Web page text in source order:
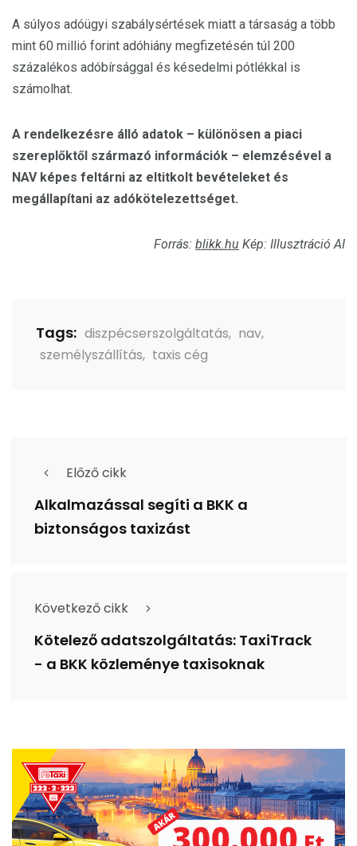
A súlyos adóügyi szabálysértések miatt a társaság a több
mint 60 millió forint adóhiány megfizetésén túl 200
százalékos adóbírsággal és késedelmi pótlékkal is
számolhat.
A rendelkezésre álló adatok – különösen a piaci
szereplőktől származó információk – elemzésével a
NAV képes feltárni az eltitkolt bevételeket és
megállapítani az adókötelezettséget.
Forrás: blikk.hu Kép: Illusztráció AI
Tags: diszpécserszolgáltatás, nav,
személyszállítás, taxis cég
Előző cikk
Alkalmazással segíti a BKK a
biztonságos taxizást
Következő cikk
Kötelező adatszolgáltatás: TaxiTrack
- a BKK közleménye taxisoknak